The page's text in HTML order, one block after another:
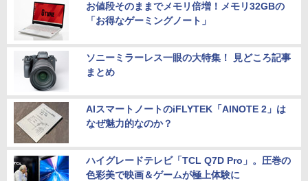
お値段そのままでメモリ倍増！メモリ32GBの
「お得なゲーミングノート」
ソニーミラーレス一眼の大特集！ 見どころ記事
まとめ
AIスマートノートのiFLYTEK「AINOTE 2」は
なぜ魅力的なのか？
ハイグレードテレビ「TCL Q7D Pro」。圧巻の
色彩美で映画＆ゲームが極上体験に